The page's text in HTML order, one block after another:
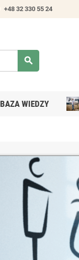
+48 32 330 55 24
search
BAZA WIEDZY